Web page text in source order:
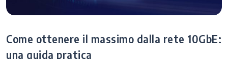
Come ottenere il massimo dalla rete 10GbE:
una guida pratica